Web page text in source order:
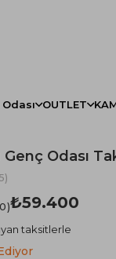
OUTLET
Genç Odası
₺59.400
taksitlerle